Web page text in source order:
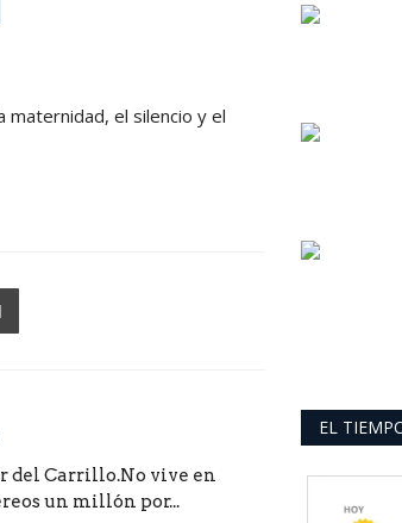
maternidad, el silencio y el
del Carrillo.No vive en
un millón por...
EL